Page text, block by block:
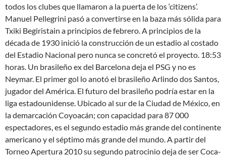
todos los clubes que llamaron a la puerta de los ‘citizens’.
Manuel Pellegrini pasó a convertirse en la baza más sólida para
Txiki Begiristain a principios de febrero. A principios de la
década de 1930 inició la construcción de un estadio al costado
del Estadio Nacional pero nunca se concretó el proyecto. 18:53
horas. Un brasileño ex del Barcelona deja el PSG y no es
Neymar. El primer gol lo anotó el brasileño Arlindo dos Santos,
jugador del América. El futuro del brasileño podría estar en la
liga estadounidense. Ubicado al sur de la Ciudad de México, en
la demarcación Coyoacán; con capacidad para 87 000
espectadores, es el segundo estadio más grande del continente
americano y el séptimo más grande del mundo. A partir del
Torneo Apertura 2010 su segundo patrocinio deja de ser Coca-